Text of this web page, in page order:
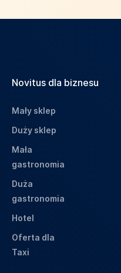
Novitus dla biznesu
Mały sklep
Duży sklep
Mała
gastronomia
Duża
gastronomia
Hotel
Oferta dla
Taxi